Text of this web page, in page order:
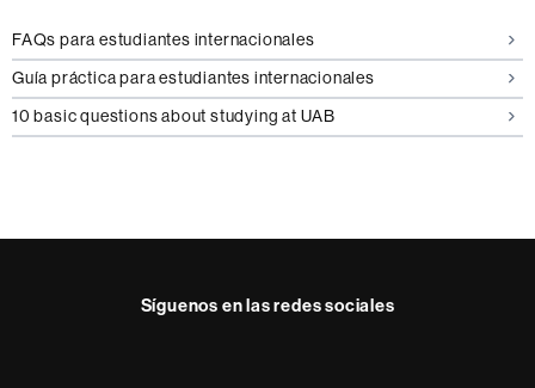
FAQs para estudiantes internacionales
Guía práctica para estudiantes internacionales
10 basic questions about studying at UAB
Síguenos en las redes sociales